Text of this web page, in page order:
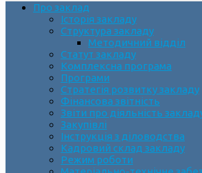
Про заклад
Історія закладу
Структура закладу
Методичний відділ
Статут закладу
Комплексна програма
Програми
Стратегія розвитку закладу
Фінансова звітність
Звіти про діяльність
Закупівлі
Інструкція з діловодства
Кадровий склад закладу
Режим роботи